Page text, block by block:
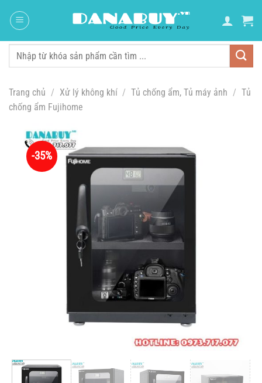
đến
dung
Tìm
Trang chủ / Xử lý không khí / Tủ chống ẩm, Tủ máy ảnh / Tủ
chống ẩm Fujihome
-35%